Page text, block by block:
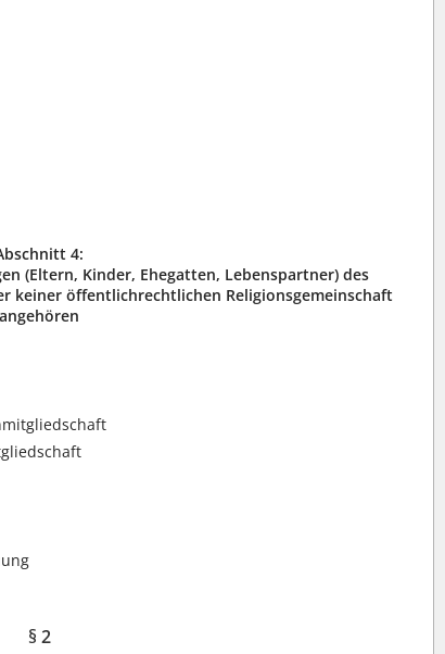
4:
(Eltern, Kinder, Ehegatten, Lebenspartner) des
keiner öffentlichrechtlichen Religionsgemeinschaft
angehören
§ 2